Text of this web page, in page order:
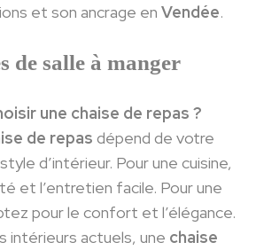
et son ancrage en Vendée.
de salle à manger
une chaise de repas ?
de repas dépend de votre
d’intérieur. Pour une cuisine,
et l’entretien facile. Pour une
pour le confort et l’élégance.
intérieurs actuels, une chaise